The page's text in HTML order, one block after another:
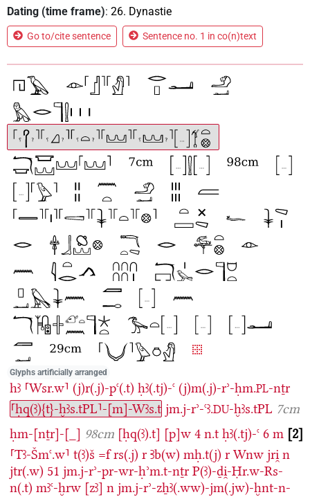
Dating (time frame): 26. Dynastie
Go to/cite sentence Sentence no. 1 in co(n)text
Glyphs artificially arranged
hꜣ ⸢Wsr.w⸣ (j)r(.j)-pꜥ(.t) ḥꜣ(.tj)-ꜥ (j)m(.j)-rʾ-ḥm.PL-nṯr
⸢ḥq(ꜣ){t}-ḫꜣs.tPL⸣-[m]-Wꜣs.t jm.j-rʾ-ꜥꜣ.DU-ḫꜣs.tPL 7cm
ḥm-[nṯr]-[_] 98cm [ḥq(ꜣ).t] [p]w 4 n.t ḥꜣ(.tj)-ꜥ 6 m 2
⸢Tꜣ-Šmꜥ.w⸣ t(ꜣ)š =f rs(.j) r Ꜣb(w) mḥ.t(j) r Wnw jri̯ n
jtr(.w) 51 jm.j-rʾ-pr-wr-ḥʾm.t-nṯr P(ꜣ)-ḏi̯-Ḥr.w-Rs-
n(.t) mꜣꜥ-ḫrw [zꜣ] n jm.j-rʾ-zẖꜣ(.ww)-jm(.jw)-ḫnt-n-